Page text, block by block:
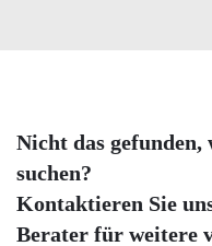
Nicht das gefunden,
suchen?
Kontaktieren Sie
Berater für weitere